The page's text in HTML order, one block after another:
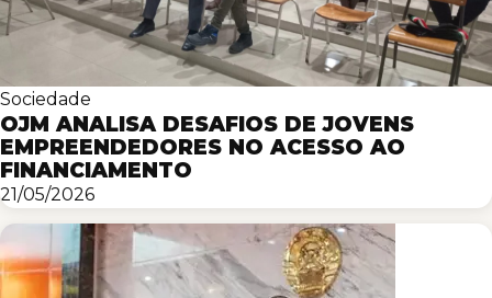
Sociedade
OJM ANALISA DESAFIOS DE JOVENS
EMPREENDEDORES NO ACESSO AO
FINANCIAMENTO
21/05/2026